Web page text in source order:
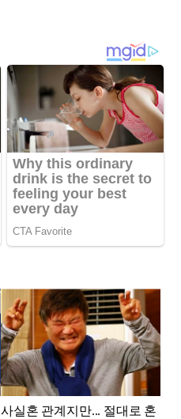
사실혼 관계지만... 절대로 혼